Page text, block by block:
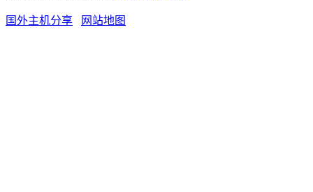
国外主机分享 网站地图